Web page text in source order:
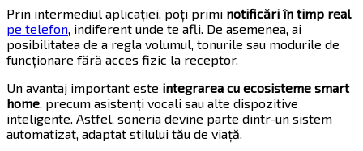
Prin intermediul aplicației, poți primi notificări în timp real
pe telefon, indiferent unde te afli. De asemenea, ai
posibilitatea de a regla volumul, tonurile sau modurile de
funcționare fără acces fizic la receptor.
Un avantaj important este integrarea cu ecosisteme smart
home, precum asistenți vocali sau alte dispozitive
inteligente. Astfel, soneria devine parte dintr-un sistem
automatizat, adaptat stilului tău de viață.